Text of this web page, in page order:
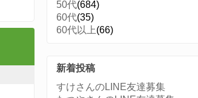
50代(684)
60代(35)
60代以上(66)
新着投稿
すけさんのLINE友達募集